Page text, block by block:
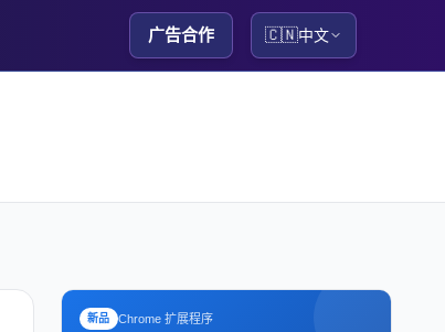
广告合作 🇨🇳中文
新品 Chrome 扩展程序